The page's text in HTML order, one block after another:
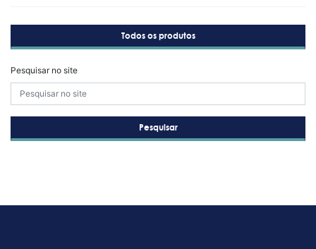
Todos os produtos
Pesquisar no site
Pesquisar